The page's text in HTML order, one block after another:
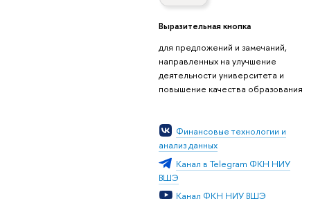
Выразительная кнопка
для предложений и замечаний,
направленных на улучшение
деятельности университета и
повышение качества образования
Финансовые технологии и
анализ данных
Канал в Telegram ФКН НИУ
ВШЭ
Канал ФКН НИУ ВШЭ